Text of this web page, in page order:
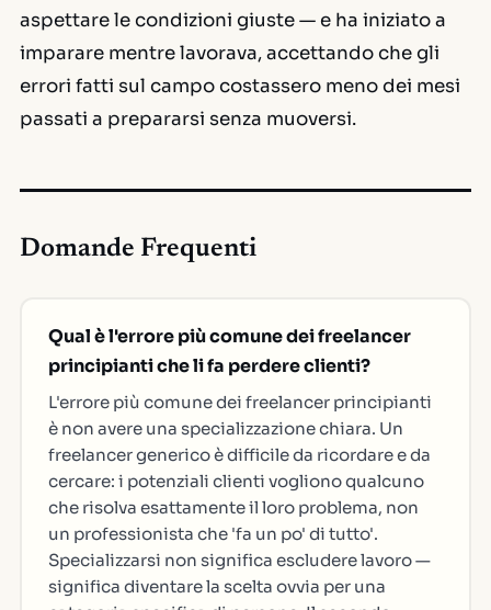
aspettare le condizioni giuste — e ha iniziato a
imparare mentre lavorava, accettando che gli
errori fatti sul campo costassero meno dei mesi
passati a prepararsi senza muoversi.
Domande Frequenti
Qual è l'errore più comune dei freelancer
principianti che li fa perdere clienti?
L'errore più comune dei freelancer principianti
è non avere una specializzazione chiara. Un
freelancer generico è difficile da ricordare e da
cercare: i potenziali clienti vogliono qualcuno
che risolva esattamente il loro problema, non
un professionista che 'fa un po' di tutto'.
Specializzarsi non significa escludere lavoro —
significa diventare la scelta ovvia per una